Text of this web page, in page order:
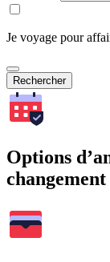
Je voyage pour
Rechercher
Options